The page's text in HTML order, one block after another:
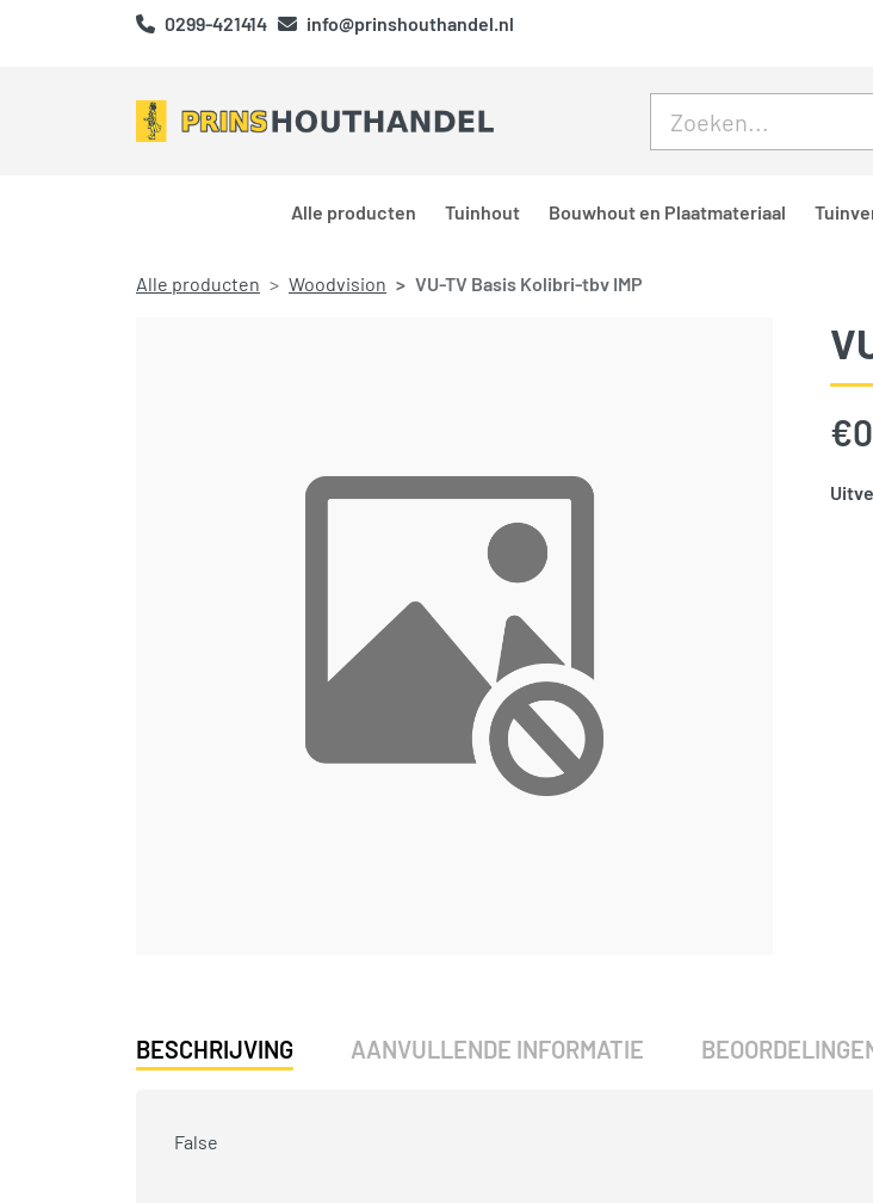
0299-421414 info@prinshouthandel.nl
Alle producten Tuinhout Bouwhout en Plaatmateriaal
Alle producten Woodvision VU-TV Basis Kolibri-tbv IMP
€
BESCHRIJVING AANVULLENDE INFORMATIE
False